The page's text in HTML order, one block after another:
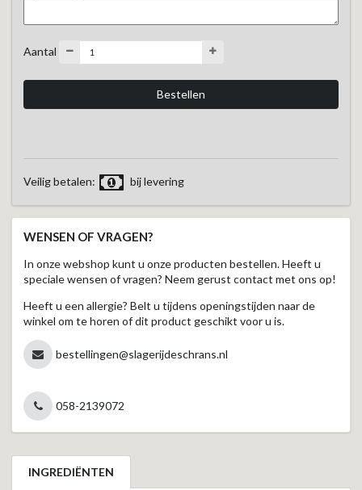
Aantal
Veilig betalen: bij levering
WENSEN OF VRAGEN?
In onze webshop kunt u onze producten bestellen. Heeft u
speciale wensen of vragen? Neem gerust contact met ons op!
Heeft u een allergie? Belt u tijdens openingstijden naar de
winkel om te horen of dit product geschikt voor u is.
bestellingen@slagerijdeschrans.nl
058-2139072
INGREDIËNTEN